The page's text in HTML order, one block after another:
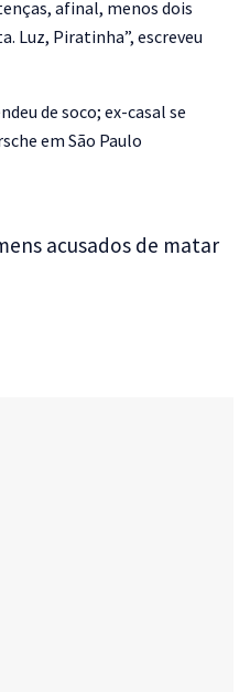
afinal, menos dois
Luz, Piratinha”, escreveu
de soco; ex-casal se
em São Paulo
acusados de matar